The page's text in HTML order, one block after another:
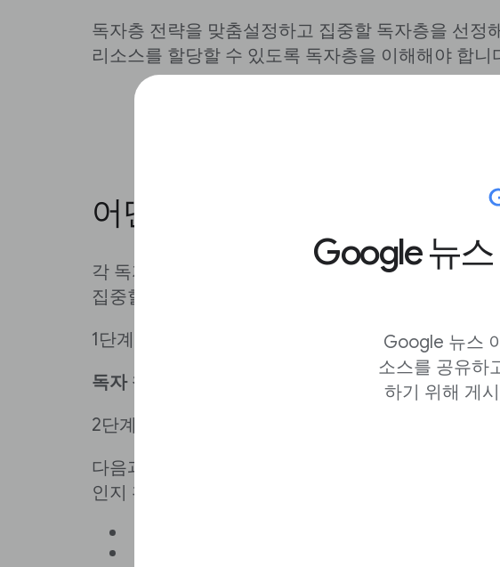
Google 뉴
Google 뉴스
소스를 공유하
하기 위해 게
독자층 전략을 맞춤설정하고 집중할 독자층을 선정
리소스를 할당할 수 있도록 독자층을 이해해야 합니
어떤 독자층에 집중해야 하나
각 독자층 세그먼트에 관한 개요를 살펴보고 참여도
집중할 독자층을 파악합니다.
1단계
독자 참여
2단계
다음과 같이
인지 확인합니다.